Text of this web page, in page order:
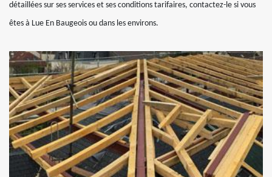
détaillées sur ses services et ses conditions tarifaires, contactez-le si vous
êtes à Lue En Baugeois ou dans les environs.